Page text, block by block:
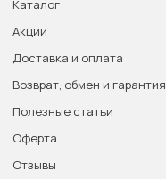
Каталог
Акции
Доставка и оплата
Возврат, обмен и гарантия
Полезные статьи
Оферта
Отзывы